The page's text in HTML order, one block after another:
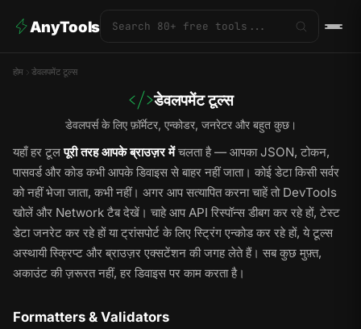
AnyTools
होम डेवलपमेंट टूल्स
डेवलपमेंट टूल्स
डेवलपर्स के लिए फ़ॉर्मेटर, एन्कोडर, जनरेटर और बहुत कुछ।
यहाँ हर टूलपूरी तरह आपके ब्राउज़र मेंचलता है — आपका JSON, टोकन,
पासवर्ड और कोड कभी आपके डिवाइस से बाहर नहीं जाता। कोई डेटा किसी सर्वर
को नहीं भेजा जाता, कभी नहीं। अगर आप सत्यापित करना चाहें तो DevTools
खोलें और Network टैब देखें। चाहे आप API रिस्पॉन्स डीबग कर रहे हों, टेस्ट
डेटा जनरेट कर रहे हों या ट्रांसपोर्ट के लिए स्ट्रिंग एन्कोड कर रहे हों, ये टूल्स
अस्थायी स्क्रिप्ट और ब्राउज़र एक्सटेंशन की जगह लेते हैं। सब कुछ मुफ़्त,
अकाउंट की ज़रूरत नहीं, हर डिवाइस पर काम करता है।
Formatters & Validators